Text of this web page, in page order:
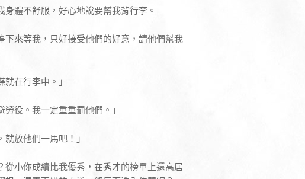
體不舒服，好心地說要幫我背行李。
來等我，只好接受他們的好意，請他們幫我
在行李中。」
役。我一定重重罰他們。」
放他們一馬吧！」
小你成績比我優秀，在秀才的榜單上還高居